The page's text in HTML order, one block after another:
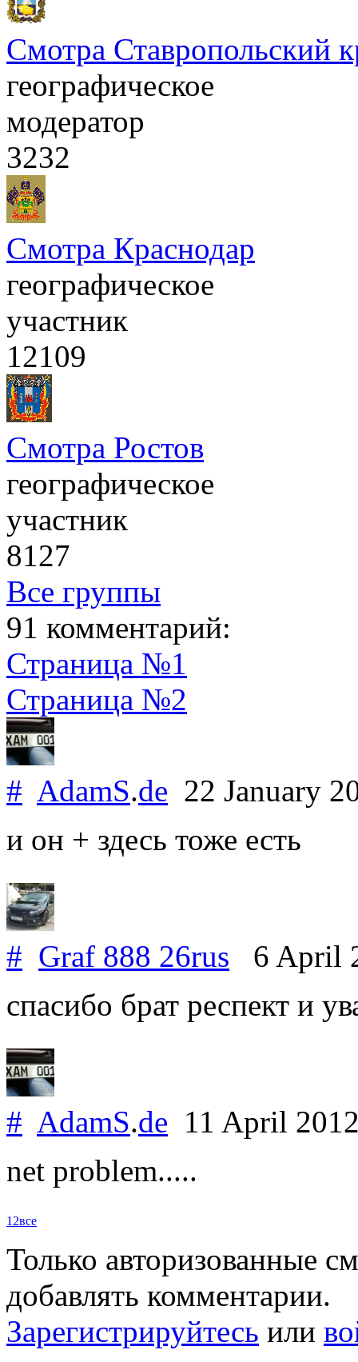
Смотра Ставропольский
географическое
модератор
3232
Смотра Краснодар
географическое
участник
12109
Смотра Ростов
географическое
участник
8127
Все группы
91 комментарий:
Страница №1
Страница №2
# AdamS.de 22 January
и он + здесь тоже есть
# Graf 888 26rus 6 April
спасибо брат респект и
# AdamS.de 11 April
net problem.....
12все
Только авторизованные
добавлять комментарии.
Зарегистрируйтесь или